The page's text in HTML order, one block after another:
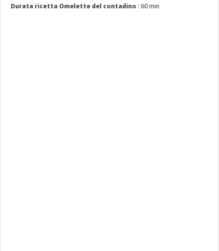
Durata ricetta Omelette del contadino : 60 min